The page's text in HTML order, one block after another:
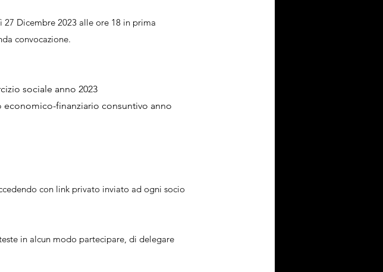
27 Dicembre 2023 alle ore 18 in prima
convocazione.
sociale anno 2023
finanziario consuntivo anno
con link privato inviato ad ogni socio
in alcun modo partecipare, di delegare